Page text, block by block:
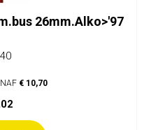
26mm.Alko>'97
€ 10,70